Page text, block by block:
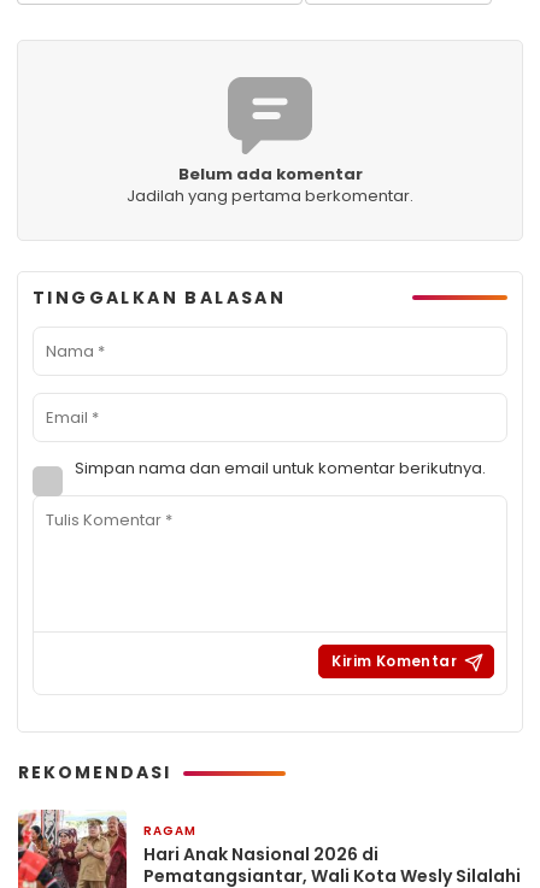
Belum ada komentar
Jadilah yang pertama berkomentar.
TINGGALKAN BALASAN
Simpan nama dan email untuk komentar berikutnya.
REKOMENDASI
RAGAM
Hari Anak Nasional 2026 di
Pematangsiantar, Wali Kota Wesly Silalahi